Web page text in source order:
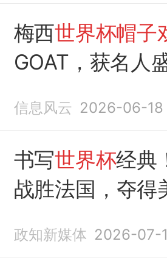
梅西世界杯帽子
GOAT，获名人
信息风云 2026-06-18
书写世界杯经典
战胜法国，夺得
卡上演帽子戏法
政知新媒体 2026-07-